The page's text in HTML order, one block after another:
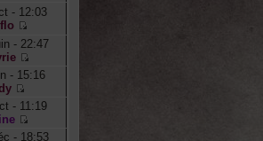
- 12:03
- 22:47
- 15:16
- 11:19
- 18:53